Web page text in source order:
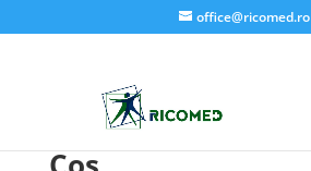
office@ricomed.ro